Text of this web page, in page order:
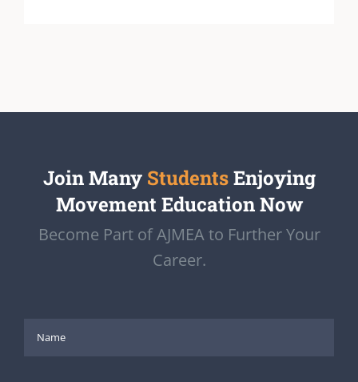
Join ManyStudentsEnjoying
Movement Education Now
Become Part of AJMEA to Further Your
Career.